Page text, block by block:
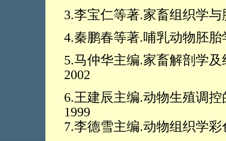
3.李宝仁等著.家畜组织学与
4.秦鹏春等著.哺乳动物胚胎
5.马仲华主编.家畜解剖学
2002
6.王建辰主编.动物生殖调
1999
7.李德雪主编.动物组织学彩